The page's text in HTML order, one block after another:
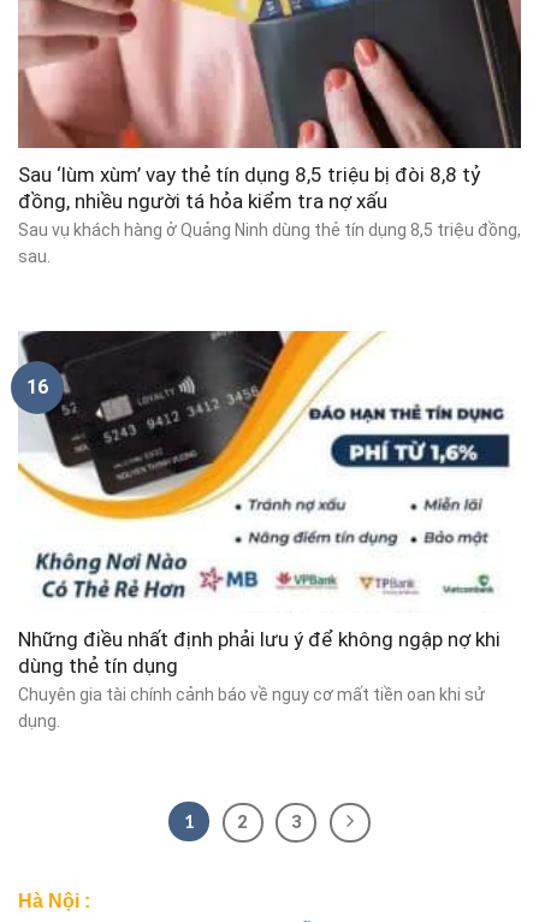
Hà Nội :
Sau ‘lùm xùm’ vay thẻ tín dụng 8,5 triệu bị đòi 8,8 tỷ
đồng, nhiều người tá hỏa kiểm tra nợ xấu
Sau vụ khách hàng ở Quảng Ninh dùng thẻ tín dụng 8,5 triệu đồng,
sau.
Những điều nhất định phải lưu ý để không ngập nợ khi
dùng thẻ tín dụng
Chuyên gia tài chính cảnh báo về nguy cơ mất tiền oan khi sử
dụng.
16
1 2 3